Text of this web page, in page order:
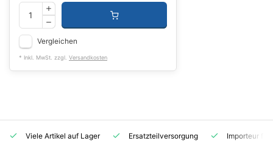
Vergleichen
* Inkl. MwSt. zzgl. Versandkosten
Viele Artikel auf Lager Ersatzteilversorgung Importeur für